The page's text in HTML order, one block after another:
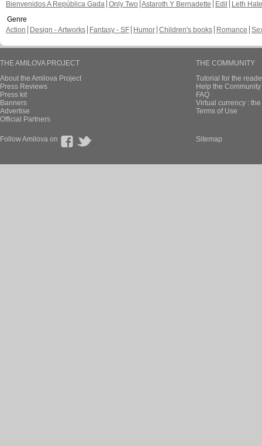
Bienvenidos A República Gada Only Two Astaroth Y Bernadette Edil
Leth Hate
Genre
Action
Design - Artworks Fantasy - SF Humor Children's books Romance
THE AMILOVA PROJECT
About the Amilova Project
Press Reviews
Press kit
Banners
Advertise
Official Partners
THE COMMUNITY
Tutorial for the
Help the
FAQ
Virtual currency :
Terms of Use
Follow Amilova on Sitemap